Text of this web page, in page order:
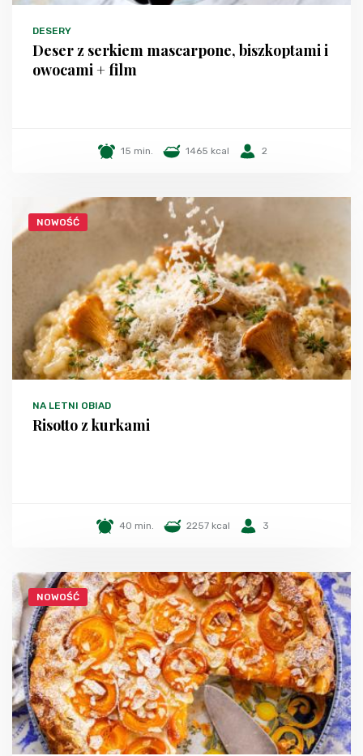
DESERY
Deser z serkiem mascarpone, biszkoptami i
owocami + film
15 min. 1465 kcal 2
NOWOŚĆ
NA LETNI OBIAD
Risotto z kurkami
40 min. 2257 kcal 3
NOWOŚĆ